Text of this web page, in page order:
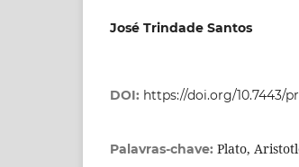
José Trindade Santos
DOI: https://doi.org/10.7443/
Palavras-chave: Plato­,